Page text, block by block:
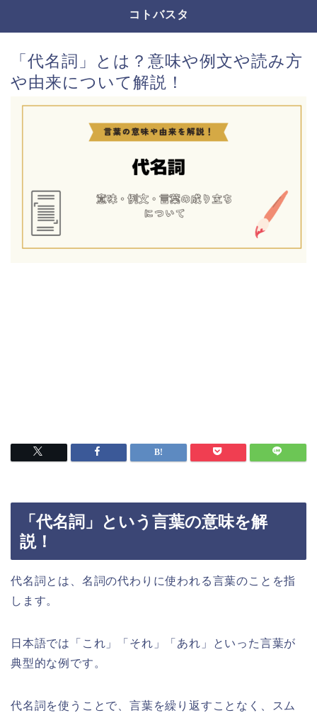
コトバスタ
「代名詞」とは？意味や例文や読み方
や由来について解説！
「代名詞」という言葉の意味を解
説！
代名詞とは、名詞の代わりに使われる言葉のことを指
します。
日本語では「これ」「それ」「あれ」といった言葉が
典型的な例です。
代名詞を使うことで、言葉を繰り返すことなく、スム